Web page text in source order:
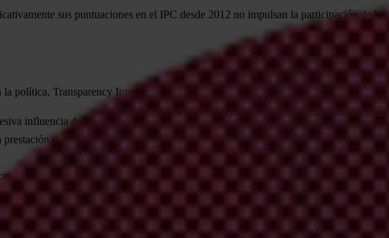
sus puntuaciones en el IPC desde 2012 no impulsan la participación de
política, Transparency International recomienda a los gobiernos:
influencia de los flujos de dinero en la política
de servicios y la distribución de los recursos públicos no respondan a
del acceso transparente y amplio a los procesos de toma de decisiones;
las campañas engañosas;
informantes y los periodistas;